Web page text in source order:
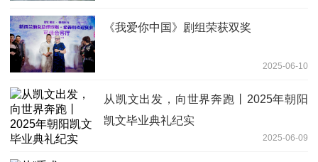
《我爱你中国》剧组荣获双奖
2025-06-10
从凯文出发，向世界奔跑丨2025年朝阳
凯文毕业典礼纪实
2025-06-09